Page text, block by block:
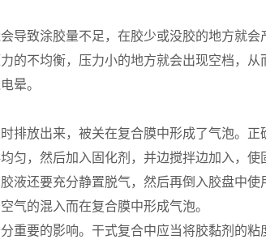
致涂胶量不足，在胶少或没胶的地方就会
不均衡，压力小的地方就会出现空档，从
晕。
放出来，被关在复合膜中形成了气泡。正
匀，然后加入固化剂，并边搅拌边加入，使
液还要充分静置脱气，然后再倒入胶盘中使
气的混入而在复合膜中形成气泡。
重要的影响。干式复合中应当将胶黏剂的粘